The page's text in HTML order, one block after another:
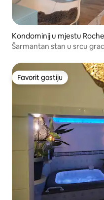
Kondominij u mjestu
Šarmantan stan u srcu
Favorit gostiju
Favorit gostiju